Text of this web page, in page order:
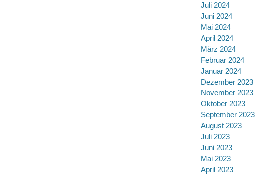
Juli 2024
Juni 2024
Mai 2024
April 2024
März 2024
Februar 2024
Januar 2024
Dezember 2023
November 2023
Oktober 2023
September 2023
August 2023
Juli 2023
Juni 2023
Mai 2023
April 2023